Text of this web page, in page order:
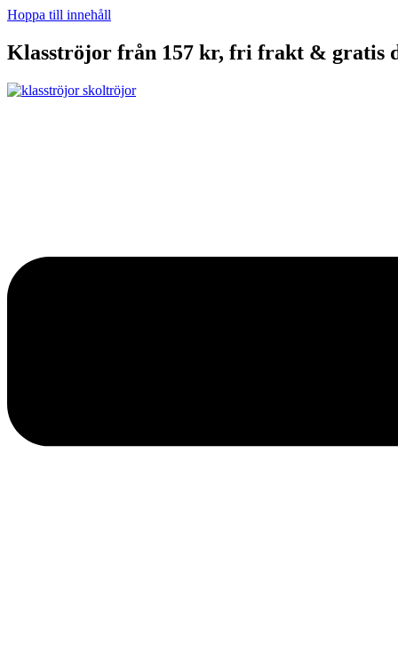
Hoppa till innehåll
Klasströjor från 157 kr, fri frakt & gratis